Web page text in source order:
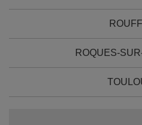
ROQUES-